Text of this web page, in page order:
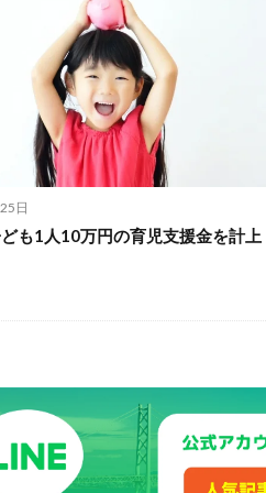
日
も1人10万円の育児支援金を計上